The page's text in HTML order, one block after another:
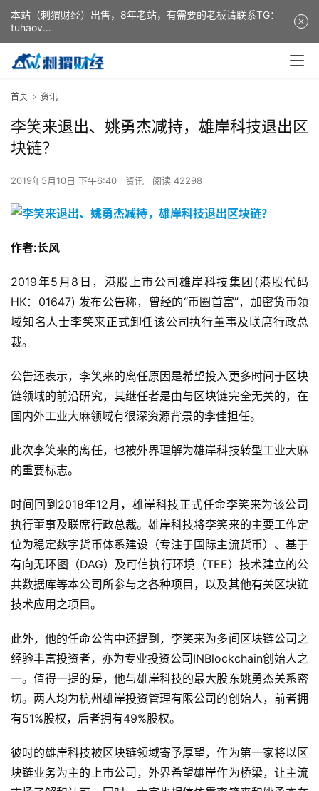
首页 资讯
李笑来退出、姚勇杰减持，雄岸科技退出区
块链？
2019年5月10日 下午6:40 资讯 阅读 42298
作者:长风
2019年5月8日，港股上市公司雄岸科技集团(港股代码
HK：01647) 发布公告称，曾经的“币圈首富”，加密货币领
域知名人士李笑来正式卸任该公司执行董事及联席行政总
裁。
公告还表示，李笑来的离任原因是希望投入更多时间于区块
链领域的前沿研究，其继任者是由与区块链完全无关的，在
国内外工业大麻领域有很深资源背景的李佳担任。
此次李笑来的离任，也被外界理解为雄岸科技转型工业大麻
的重要标志。
时间回到2018年12月，雄岸科技正式任命李笑来为该公司
执行董事及联席行政总裁。雄岸科技将李笑来的主要工作定
位为稳定数字货币体系建设（专注于国际主流货币）、基于
有向无环图（DAG）及可信执行环境（TEE）技术建立的公
共数据库等本公司所参与之各种项目，以及其他有关区块链
技术应用之项目。
此外，他的任命公告中还提到，李笑来为多间区块链公司之
经验丰富投资者，亦为专业投资公司INBlockchain创始人之
一。值得一提的是，他与雄岸科技的最大股东姚勇杰关系密
切。两人均为杭州雄岸投资管理有限公司的创始人，前者拥
有51%股权，后者拥有49%股权。
彼时的雄岸科技被区块链领域寄予厚望，作为第一家将以区
块链业务为主的上市公司，外界希望雄岸作为桥梁，让主流
本站（刺猬财经）出售，8年老站，有需要的老板请联系TG：
tuhaov
This website (ciweicaijing) is for sale. It is a 8-year-old
website. If you need it, please contact TG: tuhaov